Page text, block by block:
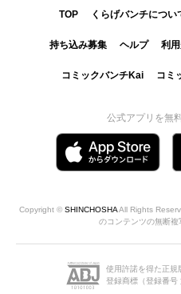
TOP くらげバンチについ
持ち込み募集 ヘルプ 利
コミックバンチKai コミ
公式アプリを無
Copyright © SHINCHOSHAAll Rights
のコンテンツの無断複
使用許諾を得た正規
登録商標（登録番号